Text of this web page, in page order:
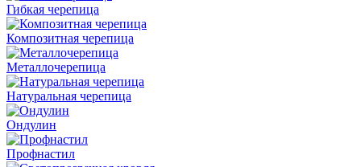
Гибкая черепица
Композитная черепица
Металлочерепица
Натуральная черепица
Ондулин
Профнастил